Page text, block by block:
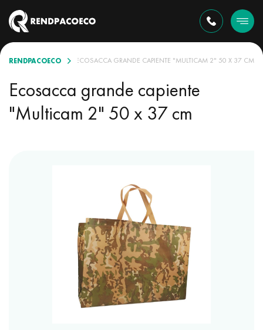
RENDPACOECO
ASSORTITI ECOSACCA GRANDE CAPIENTE "MULTICAM 2" 50 X 37 CM
Ecosacca grande capiente
"Multicam 2" 50 x 37 cm